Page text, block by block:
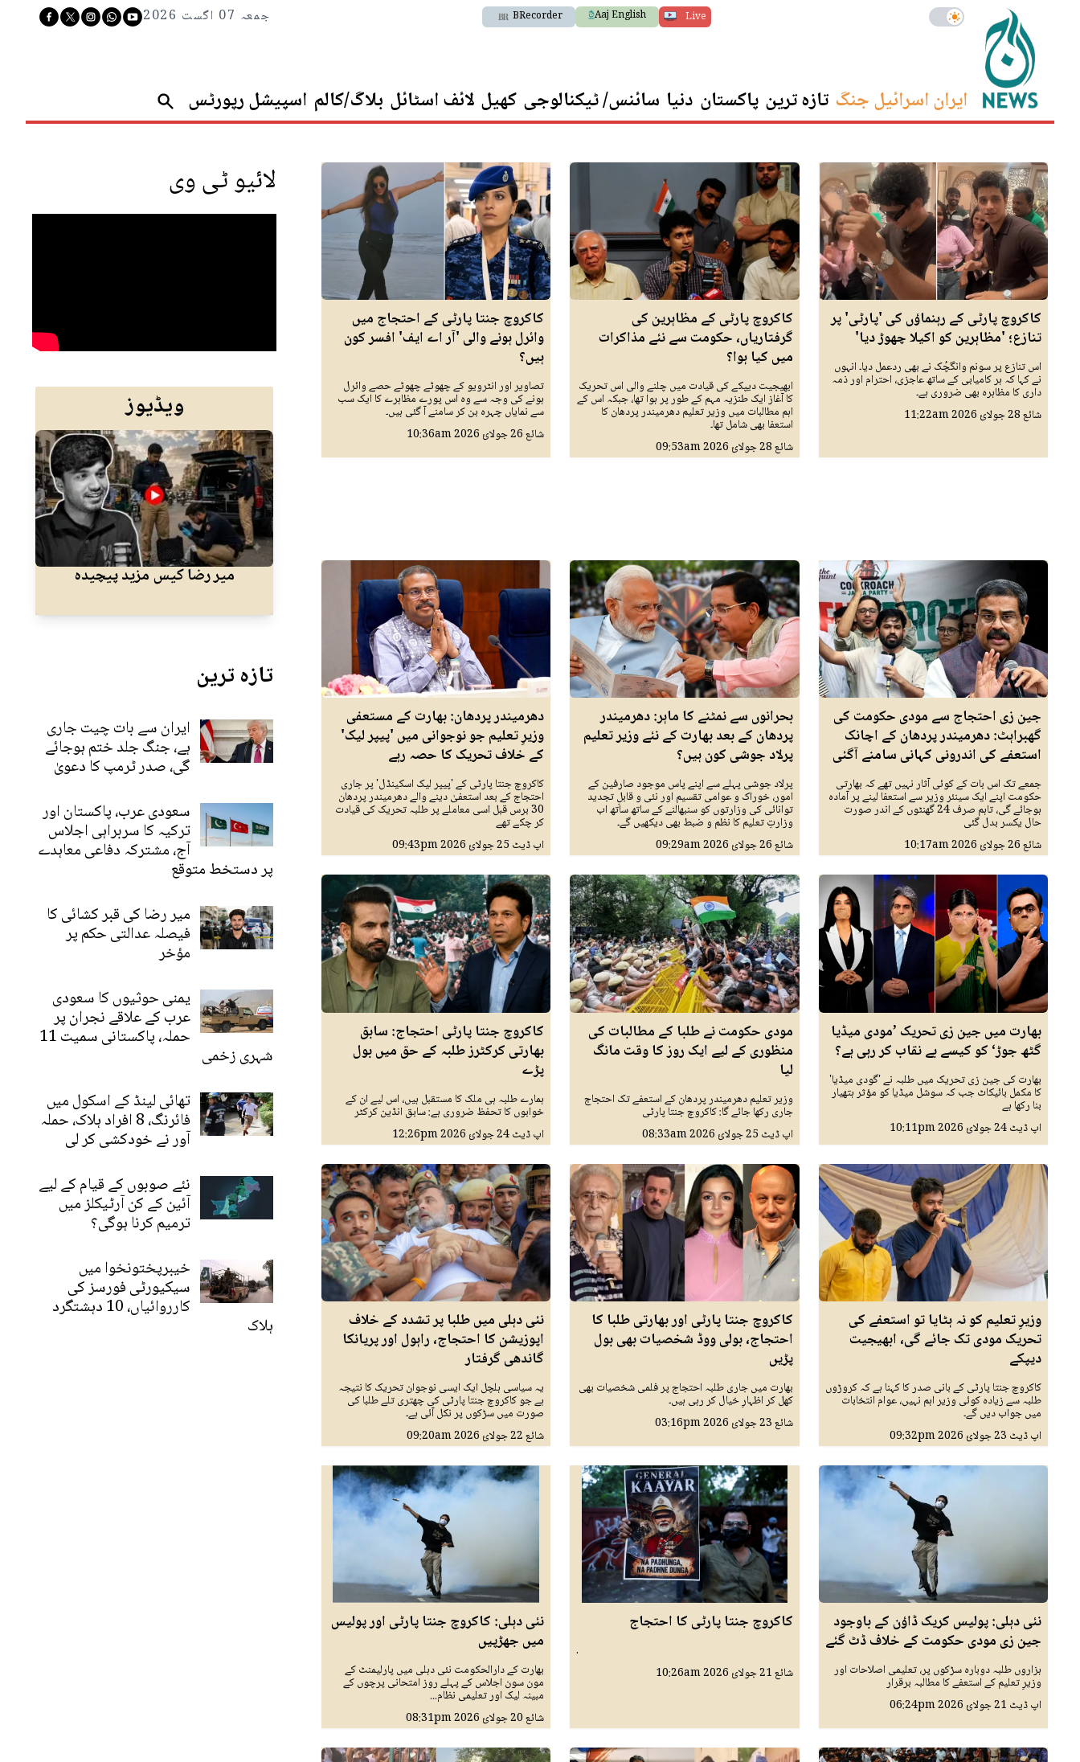
Live
Aaj English
BRecorder جمعہ 07 اگست 2026
ایران اسرائیل جنگ تازہ ترین پاکستان دنیا سائنس/ ٹیکنالوجی کھیل لائف اسٹائل بلاگ/کالم اسپیشل رپورٹس
کاکروچ پارٹی کے رہنماؤں کی 'پارٹی' پر
تنازع؛ 'مظاہرین کو اکیلا چھوڑ دیا'
اس تنازع پر سونم وانگچُک نے بھی ردعمل دیا۔ انہوں
نے کہا کہ ہر کامیابی کے ساتھ عاجزی، احترام اور ذمہ
داری کا مظاہرہ بھی ضروری ہے۔
شائع28 جولائ 2026 11:22am
کاکروچ پارٹی کے مظاہرین کی
گرفتاریاں، حکومت سے نئے مذاکرات
میں کیا ہوا؟
ابھیجیت دیپکے کی قیادت میں چلنے والی اس تحریک
کا آغاز ایک طنزیہ مہم کے طور پر ہوا تھا، جبکہ اس کے
اہم مطالبات میں وزیر تعلیم دھرمیندر پردھان کا
استعفا بھی شامل تھا۔
شائع28 جولائ 2026 09:53am
کاکروچ جنتا پارٹی کے احتجاج میں
وائرل ہونے والی 'آر اے ایف' افسر کون
ہیں؟
تصاویر اور انٹرویو کے چھوٹے چھوٹے حصے وائرل
ہونے کی وجہ سے وہ اس پورے مظاہرے کا ایک سب
سے نمایاں چہرہ بن کر سامنے آ گئی ہیں۔
شائع26 جولائ 2026 10:36am
جین زی احتجاج سے مودی حکومت کی
گھبراہٹ: دھرمیندر پردھان کے اچانک
استعفے کی اندرونی کہانی سامنے آگئی
جمعے تک اس بات کے کوئی آثار نہیں تھے کہ بھارتی
حکومت اپنے ایک سینئر وزیر سے استعفا لینے پر آمادہ
ہوجائے گی، تاہم صرف 24 گھنٹوں کے اندر صورت
حال یکسر بدل گئی
شائع26 جولائ 2026 10:17am
بحرانوں سے نمٹنے کا ماہر: دھرمیندر
پردھان کے بعد بھارت کے نئے وزیر تعلیم
پرلاد جوشی کون ہیں؟
پرلاد جوشی پہلے سے اپنے پاس موجود صارفین کے
امور، خوراک و عوامی تقسیم اور نئی و قابلِ تجدید
توانائی کی وزارتوں کو سنبھالنے کے ساتھ ساتھ اب
وزارتِ تعلیم کا نظم و ضبط بھی دیکھیں گے۔
شائع26 جولائ 2026 09:29am
دھرمیندر پردھان: بھارت کے مستعفی
وزیرِ تعلیم جو نوجوانی میں 'پیپر لیک'
کے خلاف تحریک کا حصہ رہے
کاکروچ جنتا پارٹی کے 'پیپر لیک اسکینڈل' پر جاری
احتجاج کے بعد استعفیٰ دینے والے دھرمیندر پردھان
30 برس قبل اسی معاملے پر طلبہ تحریک کی قیادت
کر چکے تھے
اپ ڈیٹ 25 جولائ 2026 09:43pm
بھارت میں جین زی تحریک ’مودی میڈیا
گٹھ جوڑ‘ کو کیسے بے نقاب کر رہی ہے؟
بھارت کی جین زی تحریک میں طلبہ نے 'گودی میڈیا'
کا مکمل بائیکاٹ جب کہ سوشل میڈیا کو مؤثر ہتھیار
بنا رکھا ہے
اپ ڈیٹ24 جولائ 2026 10:11pm
مودی حکومت نے طلبا کے مطالبات کی
منظوری کے لیے ایک روز کا وقت مانگ
لیا
وزیر تعلیم دھرمیندر پردھان کے استعفے تک احتجاج
جاری رکھا جائے گا: کاکروچ جنتا پارٹی
اپ ڈیٹ 25 جولائ 2026 08:33am
کاکروچ جنتا پارٹی احتجاج: سابق
بھارتی کرکٹرز طلبہ کے حق میں بول
پڑے
ہمارے طلبہ ہی ملک کا مستقبل ہیں، اس لیے ان کے
خوابوں کا تحفظ ضروری ہے: سابق انڈین کرکٹر
اپ ڈیٹ24 جولائ 2026 12:26pm
وزیرِ تعلیم کو نہ ہٹایا تو استعفے کی
تحریک مودی تک جائے گی، ابھیجیت
دیپکے
کاکروچ جنتا پارٹی کے بانی صدر کا کہنا ہے کہ کروڑوں
طلبہ سے زیادہ کوئی وزیر اہم نہیں، عوام انتخابات
میں جواب دیں گے۔
اپ ڈیٹ 23 جولائ 2026 09:32pm
کاکروچ جنتا پارٹی اور بھارتی طلبا کا
احتجاج، بولی ووڈ شخصیات بھی بول
پڑیں
بھارت میں جاری طلبہ احتجاج پر فلمی شخصیات بھی
کھل کر اظہارِ خیال کر رہی ہیں۔
شائع23 جولائ 2026 03:16pm
نئی دہلی میں طلبا پر تشدد کے خلاف
اپوزیشن کا احتجاج، راہول اور پریانکا
گاندھی گرفتار
یہ سیاسی ہلچل ایک ایسی نوجوان تحریک کا نتیجہ
ہے جو کاکروچ جنتا پارٹی کی چھتری تلے طلبا کی
صورت میں سڑکوں پر نکل آئی ہے۔
شائع22 جولائ 2026 09:20am
نئی دہلی: پولیس کریک ڈاؤن کے باوجود
جین زی مودی حکومت کے خلاف ڈٹ گئے
ہزاروں طلبہ دوبارہ سڑکوں پر، تعلیمی اصلاحات اور
وزیرِ تعلیم کے استعفے کا مطالبہ برقرار
اپ ڈیٹ 21 جولائ 2026 06:24pm
کاکروچ جنتا پارٹی کا احتجاج
.
شائع21 جولائ 2026 10:26am
نئی دہلی: کاکروچ جنتا پارٹی اور پولیس
میں جھڑپیں
بھارت کے دارالحکومت نئی دہلی میں پارلیمنٹ کے
مون سون اجلاس کے پہلے روز امتحانی پرچوں کے
مبینہ لیک اور تعلیمی نظام...
شائع20 جولائ 2026 08:31pm
لائیو ٹی وی
ویڈیوز
میر رضا کیس مزید پیچیدہ
تازہ ترین
ایران سے بات چیت جاری
ہے، جنگ جلد ختم ہوجائے
گی، صدر ٹرمپ کا دعویٰ
سعودی عرب، پاکستان اور
ترکیہ کا سربراہی اجلاس
آج، مشترکہ دفاعی معاہدے
پر دستخط متوقع
میر رضا کی قبر کشائی کا
فیصلہ عدالتی حکم پر
مؤخر
یمنی حوثیوں کا سعودی
عرب کے علاقے نجران پر
حملہ، پاکستانی سمیت 11
شہری زخمی
تھائی لینڈ کے اسکول میں
فائرنگ، 8 افراد ہلاک، حملہ
آور نے خودکشی کر لی
نئے صوبوں کے قیام کے لیے
آئین کے کن آرٹیکلز میں
ترمیم کرنا ہوگی؟
خیبرپختونخوا میں
سیکیورٹی فورسز کی
کارروائیاں، 10 دہشتگرد
ہلاک